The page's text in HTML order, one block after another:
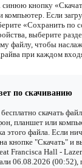
кнопку
компьютер. Если
«Сохранить по
выберите
файлу, чтобы
при каждом
по скачиванию
скачать
планшет или
этого файла. Если
кнопке "Скачать" и
Francisca Hall -
06.08.2026